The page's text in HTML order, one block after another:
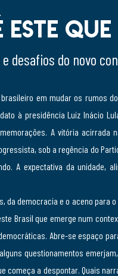
este que
desafios do novo
em mudar os rumos
à presidência Luiz Inácio
A vitória acirrada
sob a regência do
A expectativa da unidade,
da democracia e o aceno para
Brasil que emerge num
Abre-se espaço
questionamentos
começa a despontar. Quais